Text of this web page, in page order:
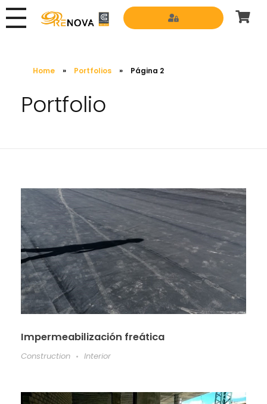
Home » Portfolios » Página 2
Portfolio
Impermeabilización freática
Construction Interior